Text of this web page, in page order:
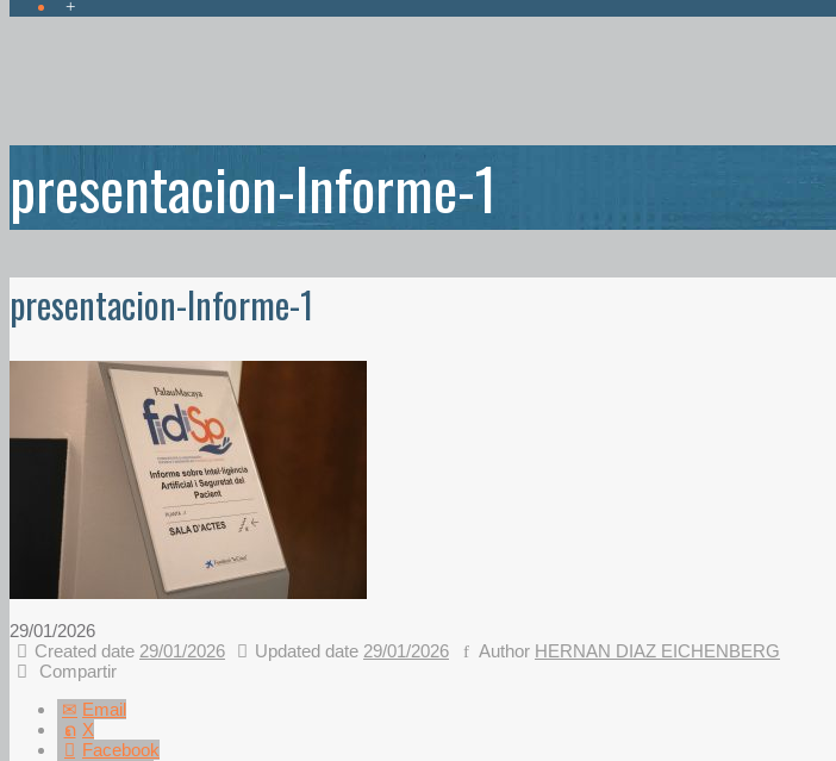
presentacion-Informe-1
presentacion-Informe-1
29/01/2026
Created date 29/01/2026 Updated date 29/01/2026 Author HERNAN DIAZ EICHENBERG
Compartir
Email
X
Facebook